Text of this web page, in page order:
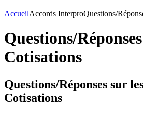
AccueilAccords InterproQuestions/
Questions/
Cotisations
Questions/Réponses sur
Cotisations